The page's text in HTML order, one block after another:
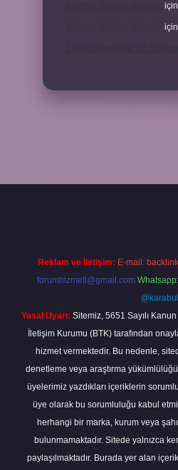
için
için
1 Aylık Bebek Kaç Cc Süt
Reklam ve İletişim: E-mail:
forumhizmeti@gmail.com
@karabul
Yasal Uyarı: Sitemiz, 5651 Sayılı
İletişim Kurumu (BTK) tarafından
hizmet vermektedir. Bu nedenle,
denetleme veya araştırma
üyelerimiz yazdıkları içeriklerin
üye olarak bu sorumluluğu kabul
herhangi bir marka, kurum veya
bulunmamaktadır. Sitede yalnızca
paylaşılmaktadır. Burada yer alan